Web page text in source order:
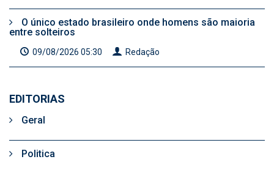
O único estado brasileiro onde homens são maioria
entre solteiros
09/08/2026 05:30 Redação
EDITORIAS
Geral
Politica